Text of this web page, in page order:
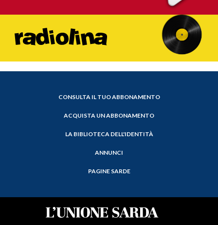
CONSULTA IL TUO ABBONAMENTO
ACQUISTA UN ABBONAMENTO
LA BIBLIOTECA DELL'IDENTITÀ
ANNUNCI
PAGINE SARDE